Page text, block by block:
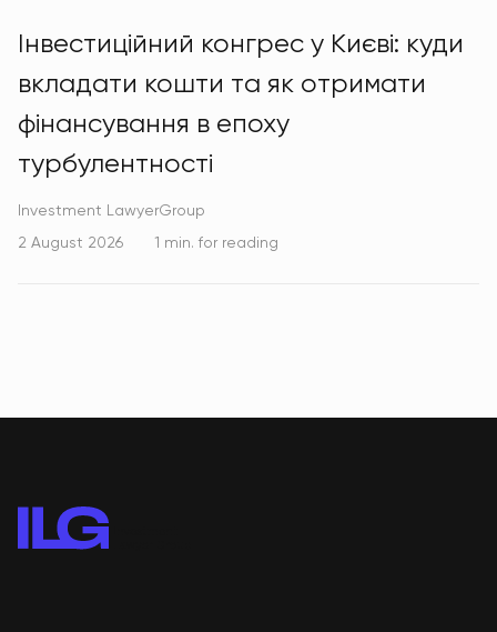
Інвестиційний конгрес у Києві: куди
вкладати кошти та як отримати
фінансування в епоху
турбулентності
Investment LawyerGroup
2 August 2026
1 min. for reading